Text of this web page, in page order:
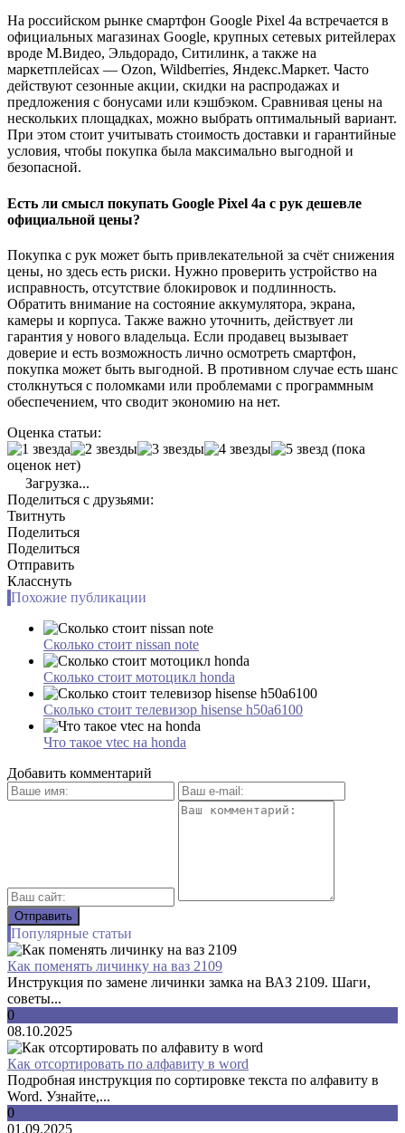
На российском рынке смартфон Google Pixel 4a встречается в
официальных магазинах Google, крупных сетевых ритейлерах
вроде М.Видео, Эльдорадо, Ситилинк, а также на
маркетплейсах — Ozon, Wildberries, Яндекс.Маркет. Часто
действуют сезонные акции, скидки на распродажах и
предложения с бонусами или кэшбэком. Сравнивая цены на
нескольких площадках, можно выбрать оптимальный вариант.
При этом стоит учитывать стоимость доставки и гарантийные
условия, чтобы покупка была максимально выгодной и
безопасной.
Есть ли смысл покупать Google Pixel 4a с рук дешевле
официальной цены?
Покупка с рук может быть привлекательной за счёт снижения
цены, но здесь есть риски. Нужно проверить устройство на
исправность, отсутствие блокировок и подлинность.
Обратить внимание на состояние аккумулятора, экрана,
камеры и корпуса. Также важно уточнить, действует ли
гарантия у нового владельца. Если продавец вызывает
доверие и есть возможность лично осмотреть смартфон,
покупка может быть выгодной. В противном случае есть шанс
столкнуться с поломками или проблемами с программным
обеспечением, что сводит экономию на нет.
Оценка статьи:
(пока
оценок нет)
Загрузка...
Поделиться с друзьями:
Твитнуть
Поделиться
Поделиться
Отправить
Класснуть
Похожие публикации
Сколько стоит nissan note
Сколько стоит мотоцикл honda
Сколько стоит телевизор hisense h50a6100
Что такое vtec на honda
Добавить комментарий
Популярные статьи
Как поменять личинку на ваз 2109
Инструкция по замене личинки замка на ВАЗ 2109. Шаги,
советы...
0
08.10.2025
Как отсортировать по алфавиту в word
Подробная инструкция по сортировке текста по алфавиту в
Word. Узнайте,...
0
01.09.2025